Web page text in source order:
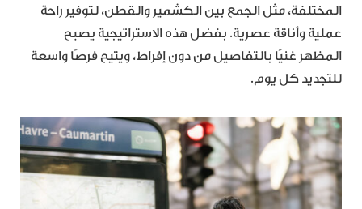
المختلفة، مثل الجمع بين الكشمير والقطن، لتوفير راحة
عملية وأناقة عصرية. بفضل هذه الاستراتيجية يصبح
المظهر غنيًا بالتفاصيل من دون إفراط، ويتيح فرصًا واسعة
للتجديد كل يوم.